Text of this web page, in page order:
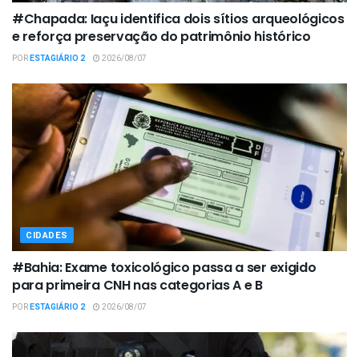
#Chapada: Iaçu identifica dois sítios arqueológicos
e reforça preservação do patrimônio histórico
PORESTAGIÁRIO 2 2026/08/07
CIDADES
#Bahia: Exame toxicológico passa a ser exigido
para primeira CNH nas categorias A e B
PORESTAGIÁRIO 2 2026/08/07